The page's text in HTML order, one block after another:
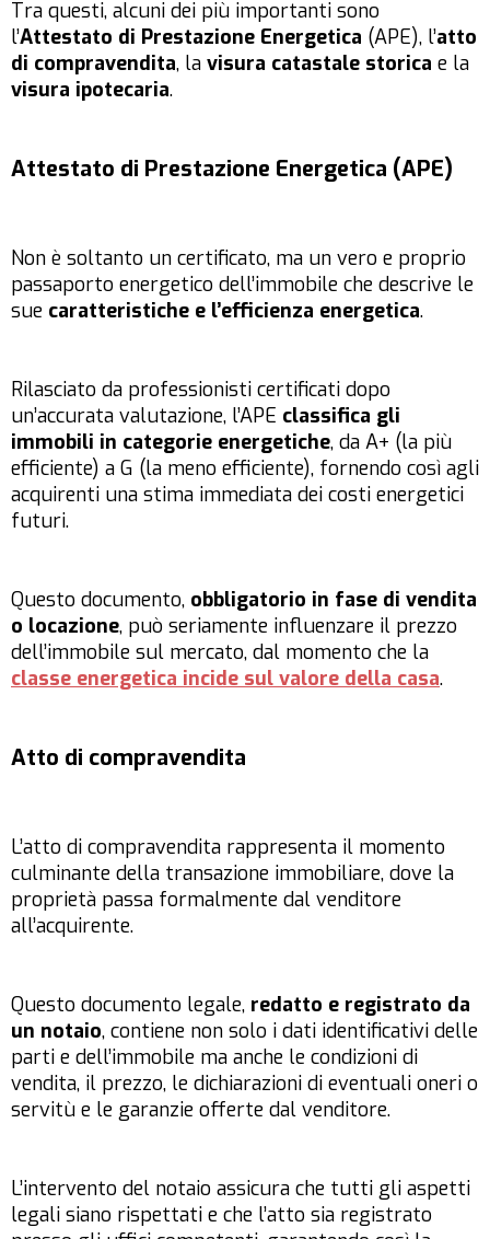
Tra questi, alcuni dei più importanti sono
l’Attestato di Prestazione Energetica (APE), l’atto
di compravendita, la visura catastale storica e la
visura ipotecaria.
Attestato di Prestazione Energetica (APE)
Non è soltanto un certificato, ma un vero e proprio
passaporto energetico dell’immobile che descrive le
sue caratteristiche e l’efficienza energetica.
Rilasciato da professionisti certificati dopo
un’accurata valutazione, l’APE classifica gli
immobili in categorie energetiche, da A+ (la più
efficiente) a G (la meno efficiente), fornendo così agli
acquirenti una stima immediata dei costi energetici
futuri.
Questo documento, obbligatorio in fase di vendita
o locazione, può seriamente influenzare il prezzo
dell’immobile sul mercato, dal momento che la
classe energetica incide sul valore della casa.
Atto di compravendita
L’atto di compravendita rappresenta il momento
culminante della transazione immobiliare, dove la
proprietà passa formalmente dal venditore
all’acquirente.
Questo documento legale, redatto e registrato da
un notaio, contiene non solo i dati identificativi delle
parti e dell’immobile ma anche le condizioni di
vendita, il prezzo, le dichiarazioni di eventuali oneri o
servitù e le garanzie offerte dal venditore.
L’intervento del notaio assicura che tutti gli aspetti
legali siano rispettati e che l’atto sia registrato